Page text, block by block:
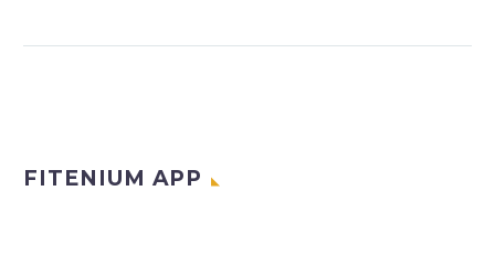
FITENIUM APP